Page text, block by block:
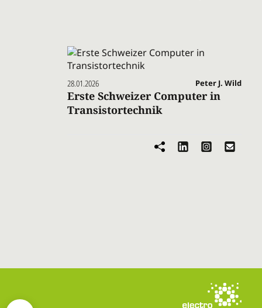
28.01.2026 Peter J. Wild
Erste Schweizer Computer in
Transistortechnik